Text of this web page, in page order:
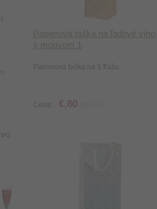
Papierová taška na ľadové víno
s motívom 1
Papierová taška na 1 fľašu
Cena: €,80